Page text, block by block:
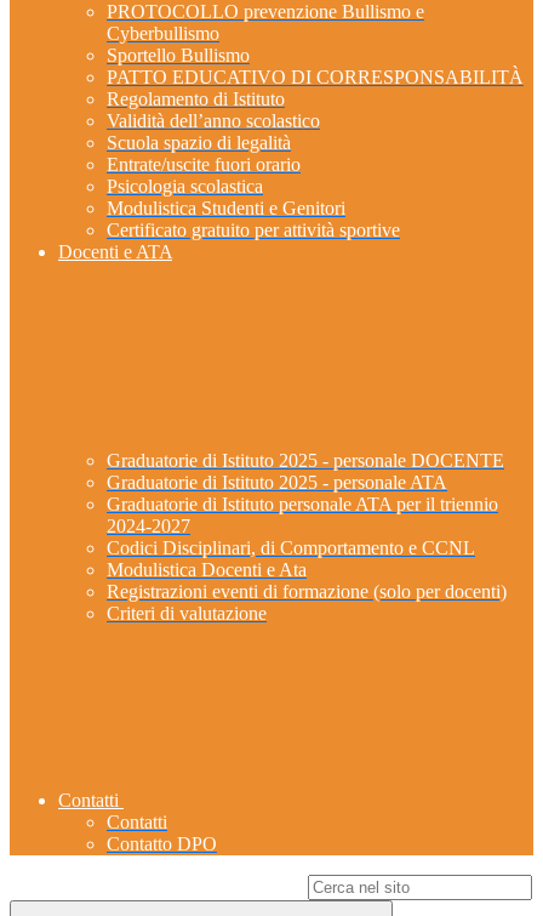
PROTOCOLLO prevenzione Bullismo e
Cyberbullismo
Sportello Bullismo
PATTO EDUCATIVO DI CORRESPONSABILITÀ
Regolamento di Istituto
Validità dell’anno scolastico
Scuola spazio di legalità
Entrate/uscite fuori orario
Psicologia scolastica
Modulistica Studenti e Genitori
Certificato gratuito per attività sportive
Docenti e ATA
Graduatorie di Istituto 2025 - personale DOCENTE
Graduatorie di Istituto 2025 - personale ATA
Graduatorie di Istituto personale ATA per il triennio
2024-2027
Codici Disciplinari, di Comportamento e CCNL
Modulistica Docenti e Ata
Registrazioni eventi di formazione (solo per docenti)
Criteri di valutazione
Contatti
Contatti
Contatto DPO